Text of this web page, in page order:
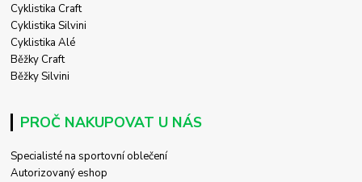
Cyklistika Craft
Cyklistika Silvini
Cyklistika Alé
Běžky Craft
Běžky Silvini
PROČ NAKUPOVAT U NÁS
Specialisté na sportovní oblečení
Autorizovaný eshop